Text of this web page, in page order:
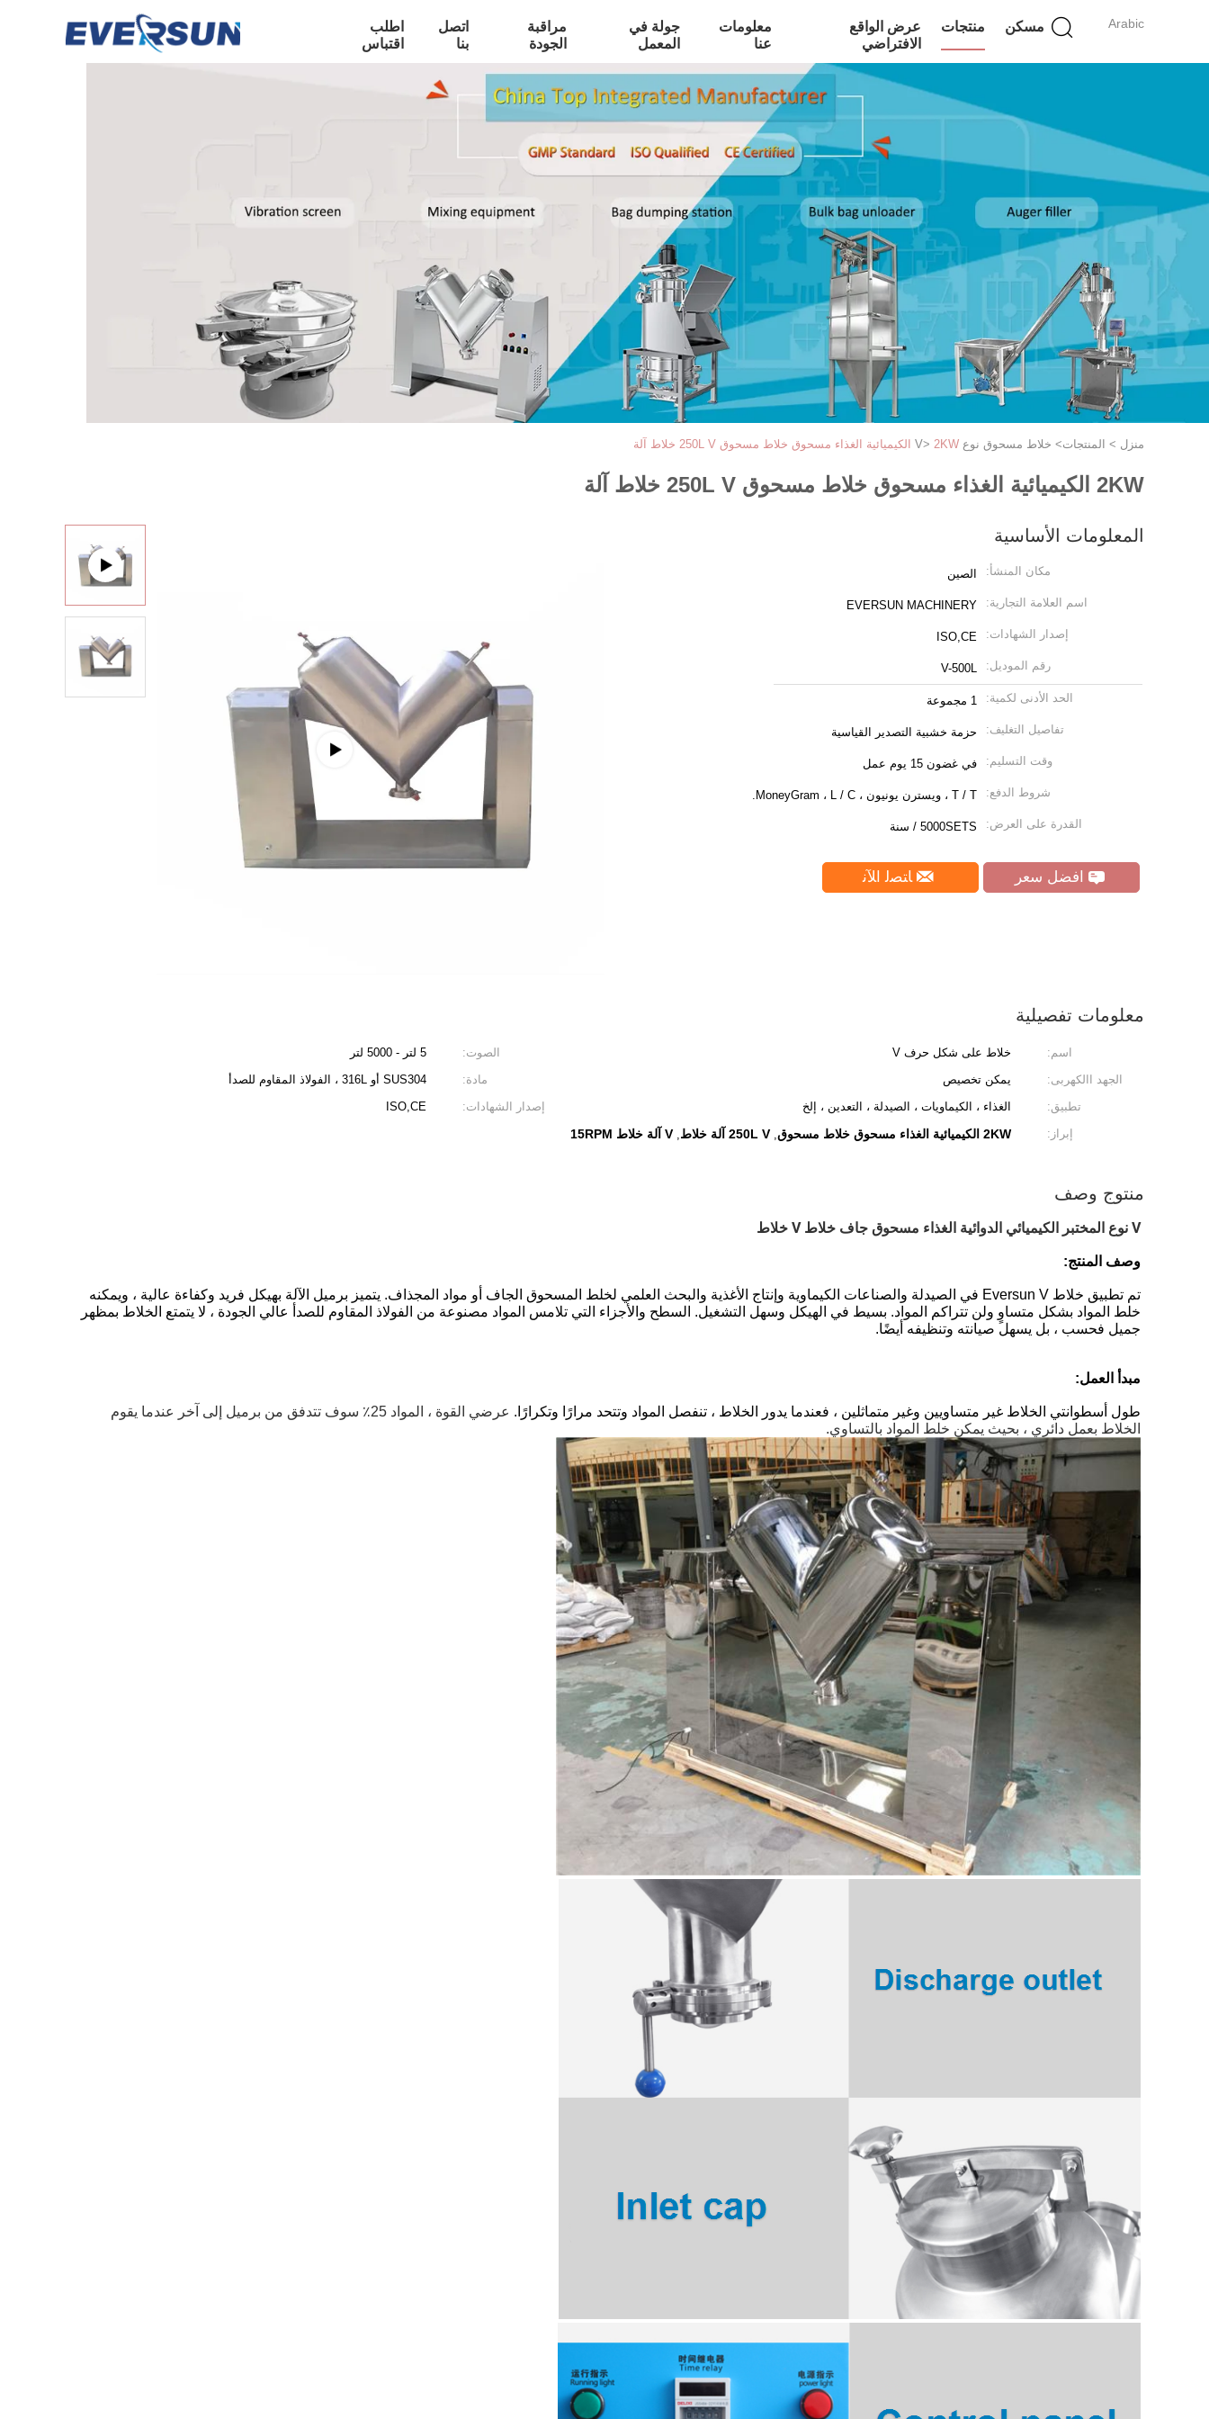
Arabic مسكن منتجات
عرض الواقع
الافتراضي
معلومات
عنا
جولة في
المعمل
مراقبة
الجودة
اتصل
بنا
اطلب
اقتباس
منزل > المنتجات> خلاط مسحوق نوع V > 2KW الكيميائية الغذاء مسحوق خلاط مسحوق 250L V خلاط آلة
2KW الكيميائية الغذاء مسحوق خلاط مسحوق 250L V خلاط آلة
المعلومات الأساسية
مكان المنشأ: الصين
اسم العلامة التجارية: EVERSUN MACHINERY
إصدار الشهادات: ISO,CE
رقم الموديل: V-500L
الحد الأدنى لكمية: 1 مجموعة
تفاصيل التغليف: حزمة خشبية التصدير القياسية
وقت التسليم: في غضون 15 يوم عمل
شروط الدفع: T / T ، ويسترن يونيون ، MoneyGram ، L / C.
القدرة على العرض: 5000SETS / سنة
افضل سعر ﺎﺘﺼﻟ ﺍﻶﻧ
معلومات تفصيلية
اسم: خلاط على شكل حرف V الصوت:
5 لتر - 5000 لتر
الجهد االكهربى:
يمكن تخصيص مادة:
SUS304 أو 316L ، الفولاذ المقاوم للصدأ
تطبيق:
الغذاء ، الكيماويات ، الصيدلة ، التعدين ، إلخ إصدار الشهادات:
ISO,CE
إبراز:
2KW الكيميائية الغذاء مسحوق خلاط مسحوق , 250L V آلة خلاط , V آلة خلاط 15RPM
منتوج وصف
V نوع المختبر الكيميائي الدوائية الغذاء مسحوق جاف خلاط V خلاط
وصف المنتج:
تم تطبيق خلاط Eversun V في الصيدلة والصناعات الكيماوية وإنتاج الأغذية والبحث العلمي لخلط المسحوق الجاف أو مواد المجذاف. يتميز برميل الآلة بهيكل فريد وكفاءة عالية ، ويمكنه
خلط المواد بشكل متساوٍ ولن تتراكم المواد. بسيط في الهيكل وسهل التشغيل. السطح والأجزاء التي تلامس المواد مصنوعة من الفولاذ المقاوم للصدأ عالي الجودة ، لا يتمتع الخلاط بمظهر
جميل فحسب ، بل يسهل صيانته وتنظيفه أيضًا.
مبدأ العمل:
طول أسطوانتي الخلاط غير متساويين وغير متماثلين ، فعندما يدور الخلاط ، تنفصل المواد وتتحد مرارًا وتكرارًا. عرضي
القوة ، المواد 25٪ سوف تتدفق من برميل إلى آخر عندما يقوم
الخلاط بعمل دائري ، بحيث يمكن خلط المواد بالتساوي.